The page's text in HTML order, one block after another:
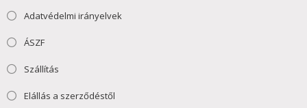
Adatvédelmi irányelvek
ÁSZF
Szállítás
Elállás a szerződéstől